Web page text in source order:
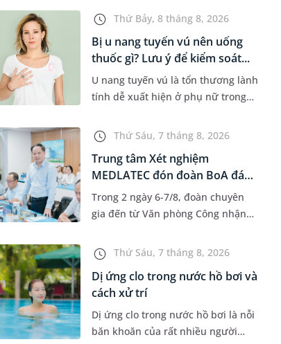
đến lao hạch hoặc ung thư. Để tìm
hiểu nguyên nhân gây viêm,...
Thứ Bảy, 8 tháng 8, 2026
Bị u nang tuyến vú nên uống
thuốc gì? Lưu ý để kiểm soát...
U nang tuyến vú là tổn thương lành
tính dễ xuất hiện ở phụ nữ trong
mắc bệnh, nhiều người thường
băn khoăn u nang tuyến v...
Thứ Sáu, 7 tháng 8, 2026
Trung tâm Xét nghiệm
MEDLATEC đón đoàn BoA đánh
giá giám...
Trong 2 ngày 6-7/8, đoàn chuyên
gia đến từ Văn phòng Công nhận
nhận và đánh giá cao nỗ lực duy trì
hệ thống quản lý chất lượ...
Thứ Sáu, 7 tháng 8, 2026
Dị ứng clo trong nước hồ bơi và
cách xử trí
Dị ứng clo trong nước hồ bơi là nỗi
băn khoăn của rất nhiều người